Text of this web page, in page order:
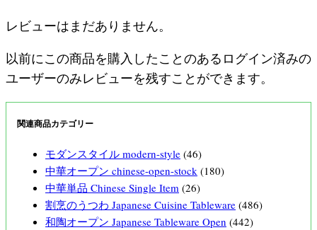
レビューはまだありません。
以前にこの商品を購入したことのあるログイン済みの
ユーザーのみレビューを残すことができます。
関連商品カテゴリー
モダンスタイル modern-style (46)
中華オープン chinese-open-stock (180)
中華単品 Chinese Single Item (26)
割烹のうつわ Japanese Cuisine Tableware (486)
和陶オープン Japanese Tableware Open (442)